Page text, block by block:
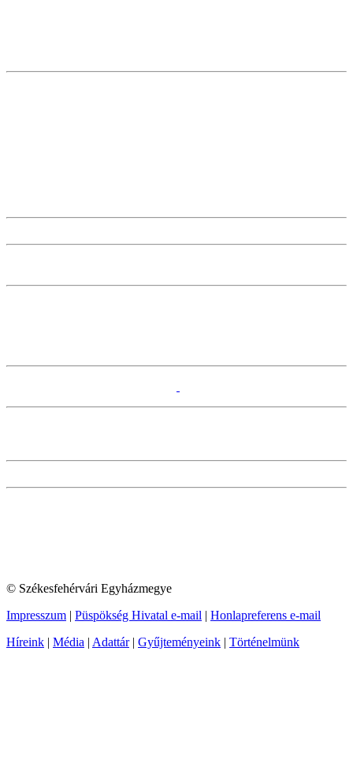
© Székesfehérvári Egyházmegye
Impresszum | Püspökség Hivatal e-mail | Honlapreferens e-mail
Híreink | Média | Adattár| Gyűjteményeink | Történelmünk